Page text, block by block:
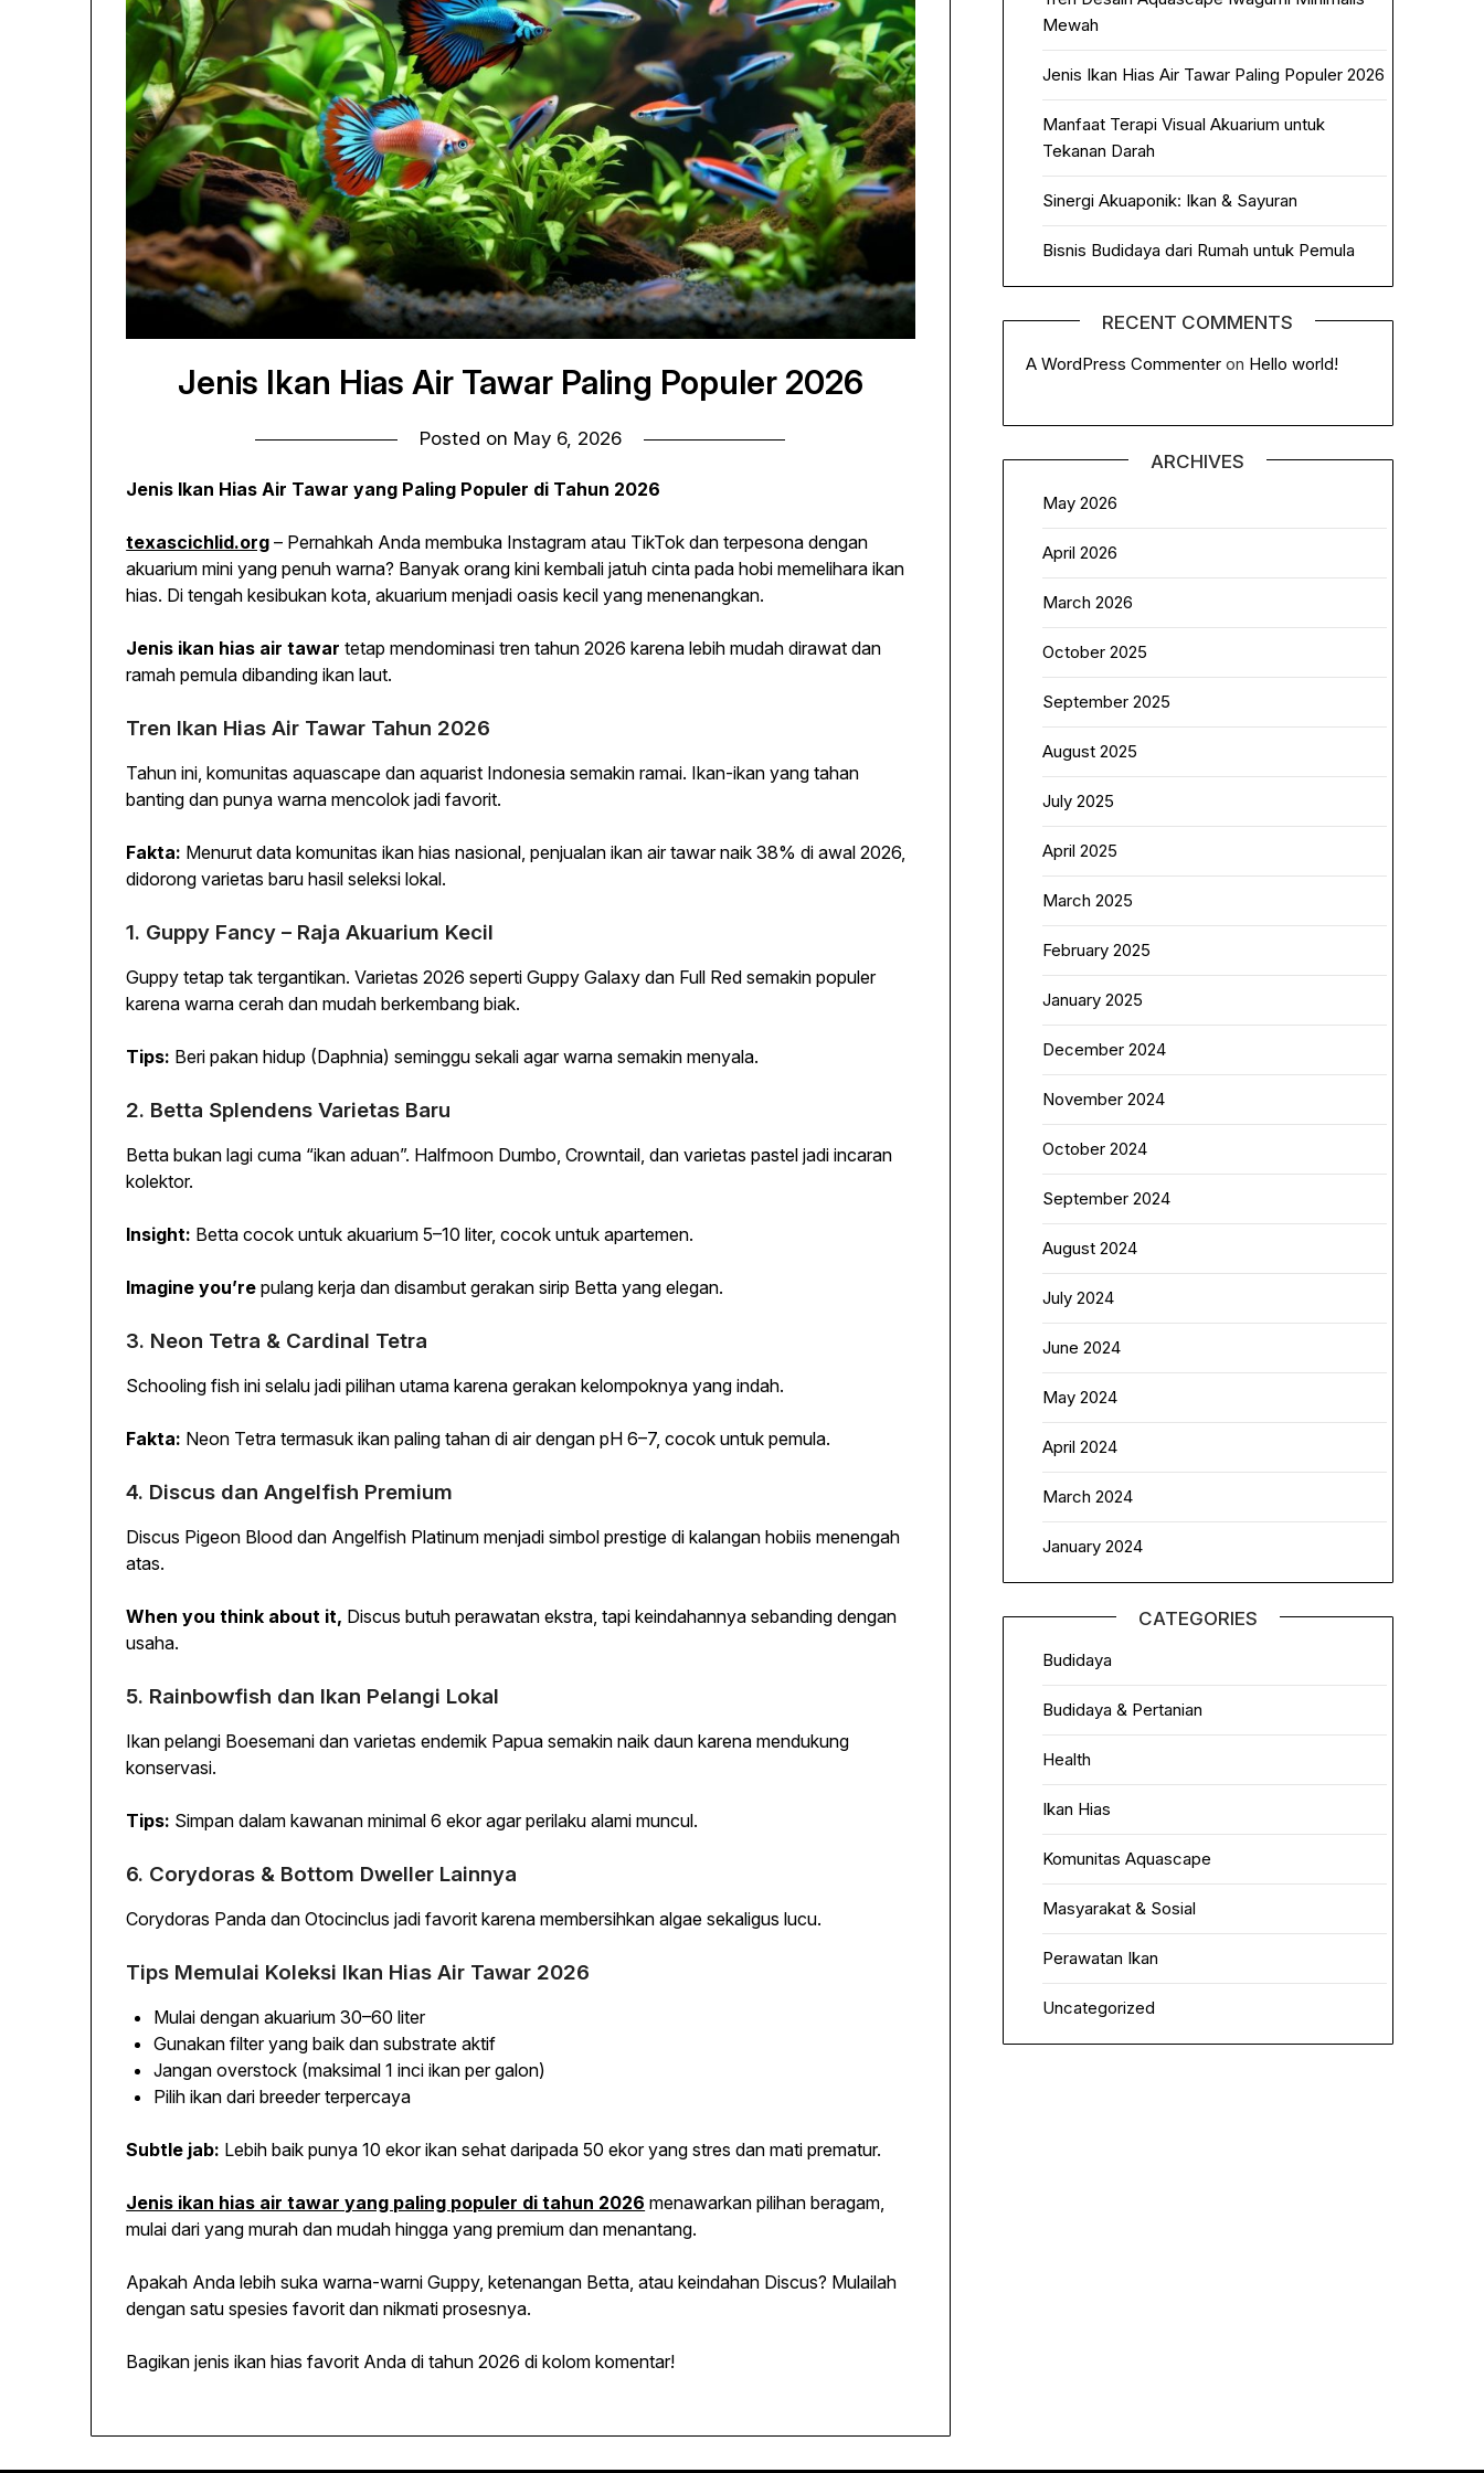
Jenis Ikan Hias Air Tawar Paling Populer 2026
Posted on May 6, 2026
Jenis Ikan Hias Air Tawar yang Paling Populer di Tahun 2026
texascichlid.org – Pernahkah Anda membuka Instagram atau TikTok dan terpesona dengan
akuarium mini yang penuh warna? Banyak orang kini kembali jatuh cinta pada hobi memelihara ikan
hias. Di tengah kesibukan kota, akuarium menjadi oasis kecil yang menenangkan.
Jenis ikan hias air tawar tetap mendominasi tren tahun 2026 karena lebih mudah dirawat dan
ramah pemula dibanding ikan laut.
Tren Ikan Hias Air Tawar Tahun 2026
Tahun ini, komunitas aquascape dan aquarist Indonesia semakin ramai. Ikan-ikan yang tahan
banting dan punya warna mencolok jadi favorit.
Fakta: Menurut data komunitas ikan hias nasional, penjualan ikan air tawar naik 38% di awal 2026,
didorong varietas baru hasil seleksi lokal.
1. Guppy Fancy – Raja Akuarium Kecil
Guppy tetap tak tergantikan. Varietas 2026 seperti Guppy Galaxy dan Full Red semakin populer
karena warna cerah dan mudah berkembang biak.
Tips: Beri pakan hidup (Daphnia) seminggu sekali agar warna semakin menyala.
2. Betta Splendens Varietas Baru
Betta bukan lagi cuma “ikan aduan”. Halfmoon Dumbo, Crowntail, dan varietas pastel jadi incaran
kolektor.
Insight: Betta cocok untuk akuarium 5–10 liter, cocok untuk apartemen.
Imagine you’re pulang kerja dan disambut gerakan sirip Betta yang elegan.
3. Neon Tetra & Cardinal Tetra
Schooling fish ini selalu jadi pilihan utama karena gerakan kelompoknya yang indah.
Fakta: Neon Tetra termasuk ikan paling tahan di air dengan pH 6–7, cocok untuk pemula.
4. Discus dan Angelfish Premium
Discus Pigeon Blood dan Angelfish Platinum menjadi simbol prestige di kalangan hobiis menengah
atas.
When you think about it, Discus butuh perawatan ekstra, tapi keindahannya sebanding dengan
usaha.
5. Rainbowfish dan Ikan Pelangi Lokal
Ikan pelangi Boesemani dan varietas endemik Papua semakin naik daun karena mendukung
konservasi.
Tips: Simpan dalam kawanan minimal 6 ekor agar perilaku alami muncul.
6. Corydoras & Bottom Dweller Lainnya
Corydoras Panda dan Otocinclus jadi favorit karena membersihkan algae sekaligus lucu.
Tips Memulai Koleksi Ikan Hias Air Tawar 2026
Mulai dengan akuarium 30–60 liter
Gunakan filter yang baik dan substrate aktif
Jangan overstock (maksimal 1 inci ikan per galon)
Pilih ikan dari breeder terpercaya
Subtle jab: Lebih baik punya 10 ekor ikan sehat daripada 50 ekor yang stres dan mati prematur.
Jenis ikan hias air tawar yang paling populer di tahun 2026 menawarkan pilihan beragam,
mulai dari yang murah dan mudah hingga yang premium dan menantang.
Apakah Anda lebih suka warna-warni Guppy, ketenangan Betta, atau keindahan Discus? Mulailah
dengan satu spesies favorit dan nikmati prosesnya.
Bagikan jenis ikan hias favorit Anda di tahun 2026 di kolom komentar!
Mewah
Jenis Ikan Hias Air Tawar Paling Populer 2026
Manfaat Terapi Visual Akuarium untuk
Tekanan Darah
Sinergi Akuaponik: Ikan & Sayuran
Bisnis Budidaya dari Rumah untuk Pemula
RECENT COMMENTS
A WordPress Commenteron Hello world!
ARCHIVES
May 2026
April 2026
March 2026
October 2025
September 2025
August 2025
July 2025
April 2025
March 2025
February 2025
January 2025
December 2024
November 2024
October 2024
September 2024
August 2024
July 2024
June 2024
May 2024
April 2024
March 2024
January 2024
CATEGORIES
Budidaya
Budidaya & Pertanian
Health
Ikan Hias
Komunitas Aquascape
Masyarakat & Sosial
Perawatan Ikan
Uncategorized